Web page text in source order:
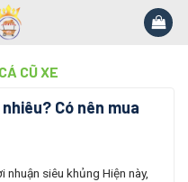
CŨ XE
Có nên mua
nhuận siêu khủng Hiện này,